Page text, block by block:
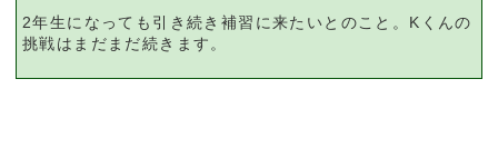
2年生になっても引き続き補習に来たいとのこと。Kくんの
挑戦はまだまだ続きます。